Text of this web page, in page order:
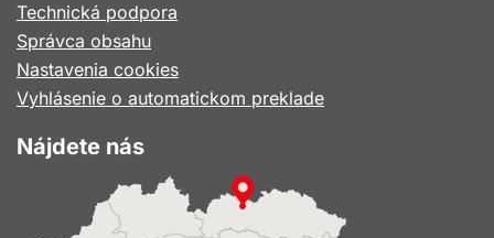
Technická podpora
Správca obsahu
Nastavenia cookies
Vyhlásenie o automatickom preklade
Nájdete nás